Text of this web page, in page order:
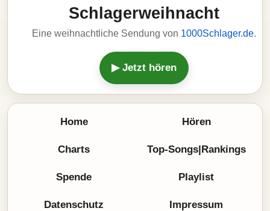
Schlagerweihnacht
Eine weihnachtliche Sendung von 1000Schlager.de.
▶ Jetzt hören
Home Hören
Charts Top-Songs|Rankings
Spende Playlist
Datenschutz Impressum